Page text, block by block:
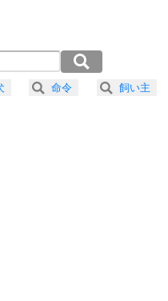
怒りを優しさで表現する。
命令 飼い主